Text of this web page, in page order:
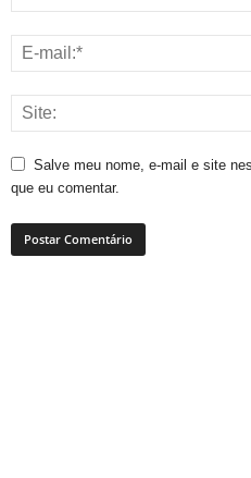
Salve meu nome, e-mail e site
que eu comentar.